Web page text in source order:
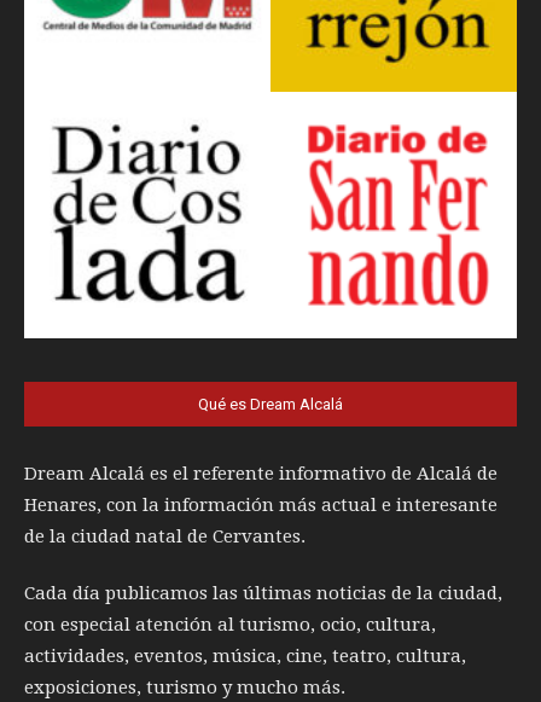
Qué es Dream Alcalá
Dream Alcalá es el referente informativo de Alcalá de
Henares, con la información más actual e interesante
de la ciudad natal de Cervantes.
Cada día publicamos las últimas noticias de la ciudad,
con especial atención al turismo, ocio, cultura,
actividades, eventos, música, cine, teatro, cultura,
exposiciones, turismo y mucho más.